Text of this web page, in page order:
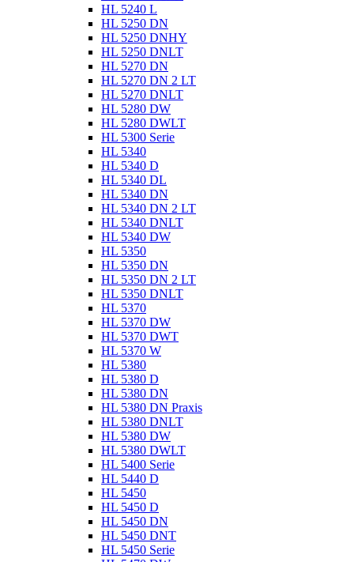
HL 5240 L
HL 5250 DN
HL 5250 DNHY
HL 5250 DNLT
HL 5270 DN
HL 5270 DN 2 LT
HL 5270 DNLT
HL 5280 DW
HL 5280 DWLT
HL 5300 Serie
HL 5340
HL 5340 D
HL 5340 DL
HL 5340 DN
HL 5340 DN 2 LT
HL 5340 DNLT
HL 5340 DW
HL 5350
HL 5350 DN
HL 5350 DN 2 LT
HL 5350 DNLT
HL 5370
HL 5370 DW
HL 5370 DWT
HL 5370 W
HL 5380
HL 5380 D
HL 5380 DN
HL 5380 DN Praxis
HL 5380 DNLT
HL 5380 DW
HL 5380 DWLT
HL 5400 Serie
HL 5440 D
HL 5450
HL 5450 D
HL 5450 DN
HL 5450 DNT
HL 5450 Serie